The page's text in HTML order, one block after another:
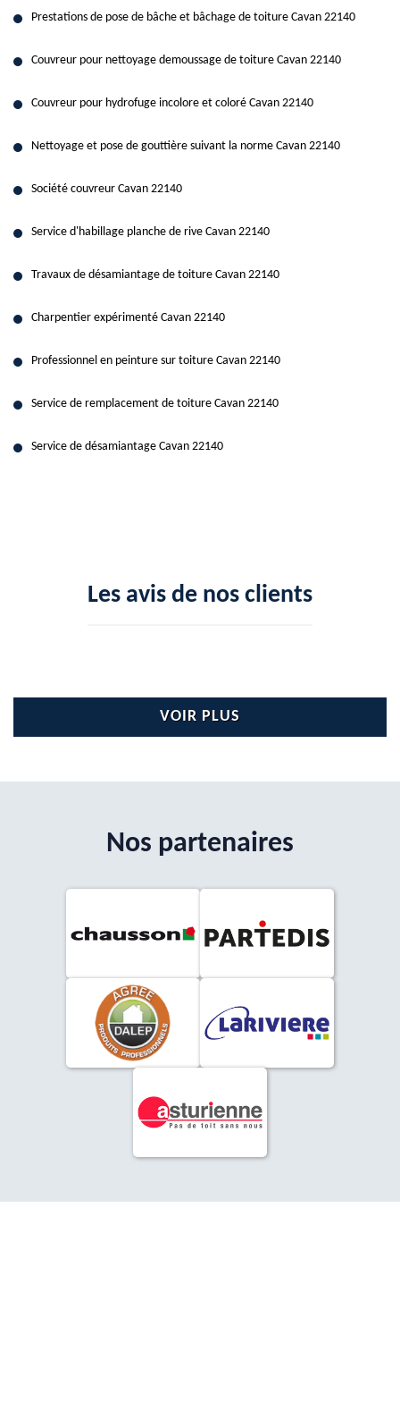
Prestations de pose de bâche et bâchage de toiture Cavan 22140
Couvreur pour nettoyage demoussage de toiture Cavan 22140
Couvreur pour hydrofuge incolore et coloré Cavan 22140
Nettoyage et pose de gouttière suivant la norme Cavan 22140
Société couvreur Cavan 22140
Service d'habillage planche de rive Cavan 22140
Travaux de désamiantage de toiture Cavan 22140
Charpentier expérimenté Cavan 22140
Professionnel en peinture sur toiture Cavan 22140
Service de remplacement de toiture Cavan 22140
Service de désamiantage Cavan 22140
Les avis de nos clients
VOIR PLUS
Nos partenaires